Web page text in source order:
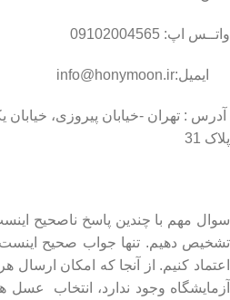
واتــس اپ: 09102004565
ایمیل:info@honymoon.ir
پلاک 31
سوال مهم با چندین پاسخ ناصحیح
تشخیص دهیم. تنها جواب صحیح اینست
اعتماد کنیم. از آنجا که امکان
آزمایشگاه وجود ندارد، انتخاب